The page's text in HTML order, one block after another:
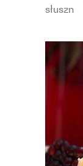
słuszn